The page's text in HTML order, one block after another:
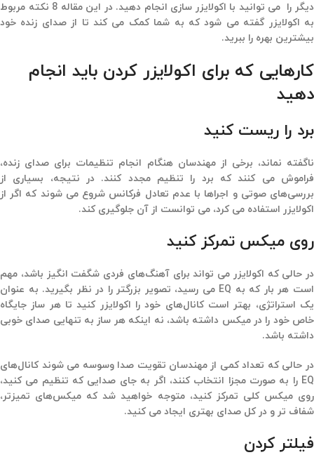
دیگر را می توانید با اکولایزر سازی انجام دهید. در این مقاله 8 نکته مربوط
به اکولایزر گفته می شود که به شما کمک می کند تا از صدای زنده خود
بیشترین بهره را ببرید.
کارهایی که برای اکولایزر کردن باید انجام
دهید
برد را ریست کنید
ناگفته نماند، برخی از مهندسان هنگام انجام تنظیمات برای صدای زنده،
فراموش می کنند که برد را تنظیم مجدد کنند. در نتیجه، بسیاری از
بررسی‌های صوتی و اجراها با عدم تعادل فرکانس شروع می شوند که اگر از
اکولایزر استفاده می کرد، می توانست از آن جلوگیری کند.
روی میکس تمرکز کنید
در حالی که اکولایزر می تواند برای آهنگ‌های فردی شگفت انگیز باشد، مهم
است هر بار که به EQ می رسید، تصویر بزرگتر را در نظر بگیرید. به عنوان
یک استراتژی، بهتر است کانال‌های خود را اکولایزر کنید تا هر ساز جایگاه
خاص خود را در میکس داشته باشد، نه اینکه هر ساز به تنهایی صدای خوبی
داشته باشد.
در حالی که تعداد کمی از مهندسان تقویت صدا وسوسه می شوند کانال‌های
EQ را به صورت مجزا انتخاب کنند، اگر به جای صدایی که تنظیم می کنید،
روی میکس کلی تمرکز کنید، متوجه خواهید شد که میکس‌های تمیزتر،
شفاف تر و در کل صدای بهتری ایجاد می کنید.
فیلتر کردن